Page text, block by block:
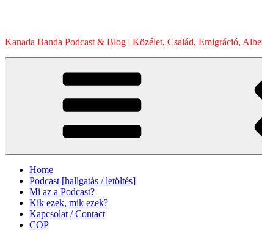
Kanada Banda Podcast & Blog | Közélet, Család, Emigráció,
Home
Podcast [hallgatás / letöltés]
Mi az a Podcast?
Kik ezek, mik ezek?
Kapcsolat / Contact
COP